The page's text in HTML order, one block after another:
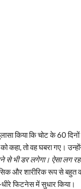
किया कि चोट के 60
कहा, तो वह घबरा गए।
से भी डर लगेगा। ऐसा लग
और शारीरिक रूप से बहुत
धीरे फिटनेस में सुधार किया।